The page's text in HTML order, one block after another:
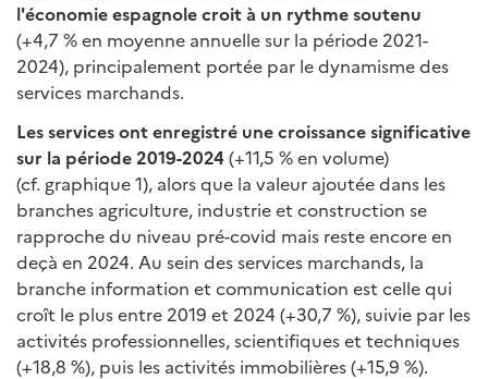
l'économie espagnole croit à un rythme soutenu
(+4,7 % en moyenne annuelle sur la période 2021-
2024), principalement portée par le dynamisme des
services marchands.
Les services ont enregistré une croissance significative
sur la période 2019-2024 (+11,5 % en volume)
(cf. graphique 1), alors que la valeur ajoutée dans les
branches agriculture, industrie et construction se
rapproche du niveau pré-covid mais reste encore en
deçà en 2024. Au sein des services marchands, la
branche information et communication est celle qui
croît le plus entre 2019 et 2024 (+30,7 %), suivie par les
activités professionnelles, scientifiques et techniques
(+18,8 %), puis les activités immobilières (+15,9 %).